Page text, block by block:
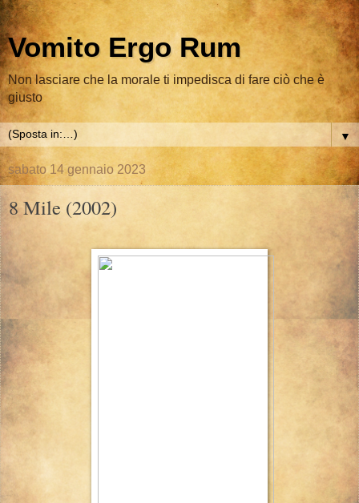
Vomito Ergo Rum
Non lasciare che la morale ti impedisca di fare ciò che è
giusto
▼
sabato 14 gennaio 2023
8 Mile (2002)